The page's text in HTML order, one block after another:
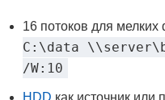
16 потоков для
C:\data
/W:10
HDD как источник